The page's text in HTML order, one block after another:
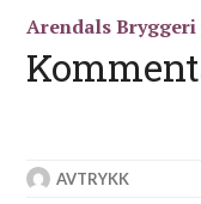
Arendals
AVTRYKK